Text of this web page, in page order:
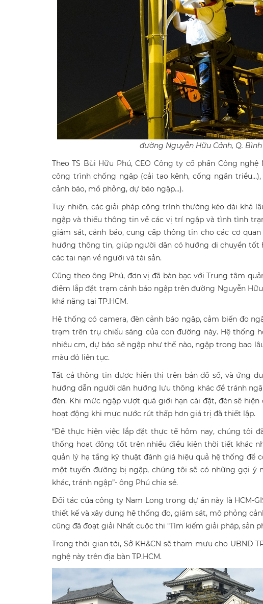
đường Nguyễn Hữu Cảnh, Q.
Theo TS Bùi Hữu Phú, CEO Công ty cổ phần Công
công trình chống ngập (cải tạo kênh, cống ngăn
cảnh báo, mổ phỏng, dự báo ngập...).
Tuy nhiên, các giải pháp công trình thường kéo dài khá
ngập và thiếu thông tin về các vị trí ngập và tình tình
giám sát, cảnh báo, cung cấp thông tin cho các cơ
hướng thông tin, giúp người dân có hướng di chuyển tốt
các tai nạn về người và tài sản.
Cũng theo ông Phú, đơn vị đã bàn bạc với Trung tâm
điểm lắp đặt trạm cảnh báo ngập trên đường Nguyễn
khá nặng tại TP.HCM.
Hệ thống có camera, đèn cảnh báo ngập, cảm biến đo
trạm trên trụ chiếu sáng của con đường này. Hệ thống
nhiêu cm, dự báo sẽ ngập như thế nào, ngập trong bao
màu đỏ liên tục.
Tất cả thông tin được hiển thị trên bản đồ số, và ứng
hướng dẫn người dân hướng lưu thông khác để tránh
đèn. Khi mức ngập vượt quá giới hạn cài đặt, đèn sẽ
hoạt động khi mực nước rút thấp hơn giá trị đã thiết lập.
“Để thực hiện việc lắp đặt thực tế hôm nay, chúng tôi
thống hoạt động tốt trên nhiều điều kiện thời tiết khác
quản lý hạ tầng kỹ thuật đánh giá hiệu quả hệ thống để
một tuyến đường bị ngập, chúng tôi sẽ có những gợi ý
khác, tránh ngập”- ông Phú chia sẻ.
Đối tác của công ty Nam Long trong dự án này là HCM-
thiết kế và xây dựng hệ thống đo, giám sát, mô phỏng
cũng đã đoạt giải Nhất cuộc thi "Tìm kiếm giải pháp, sản
Trong thời gian tới, Sở KH&CN sẽ tham mưu cho UBND
nghệ này trên địa bàn TP.HCM.